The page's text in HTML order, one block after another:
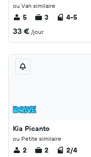
ou Van similaire
5 3 4-5
33 € /jour
Kia Picanto
ou Petite similaire
2 2 2/4